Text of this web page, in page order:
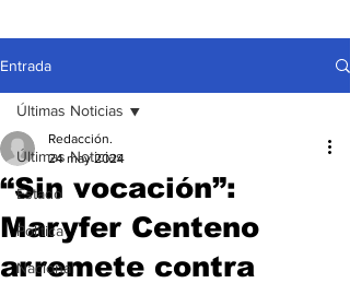
Entrada
Últimas Noticias
Estado
Política
Nacional
Últimas Noticias
“Sin vocación”:
Maryfer Centeno
arremete contra
Redacción.
24 may 2024